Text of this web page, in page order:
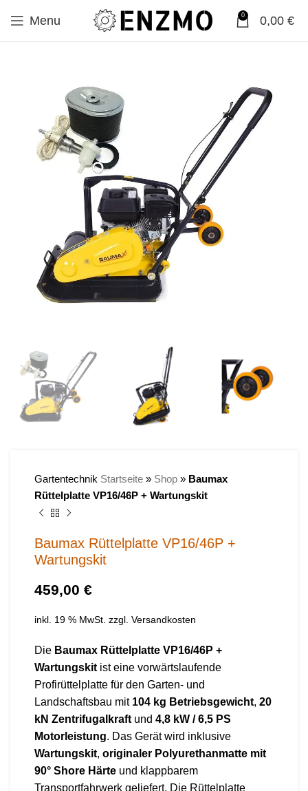
Menu 0 0,00 €
Gartentechnik Startseite » Shop » Baumax
Rüttelplatte VP16/46P + Wartungskit
Baumax Rüttelplatte VP16/46P +
Wartungskit
€
inkl. 19 % MwSt. zzgl. Versandkosten
Die Baumax Rüttelplatte VP16/46P +
Wartungskit ist eine vorwärtslaufende
Profirüttelplatte für den Garten- und
Landschaftsbau mit 104 kg Betriebsgewicht, 20
kN Zentrifugalkraft und 4,8 kW / 6,5 PS
Motorleistung. Das Gerät wird inklusive
Wartungskit, originaler Polyurethanmatte mit
90° Shore Härte und klappbarem
Transportfahrwerk geliefert. Die Rüttelplatte